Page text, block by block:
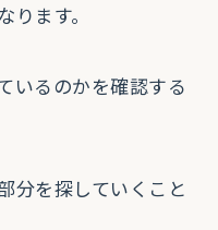
ます。
いるのかを確認する
分を探していくこと